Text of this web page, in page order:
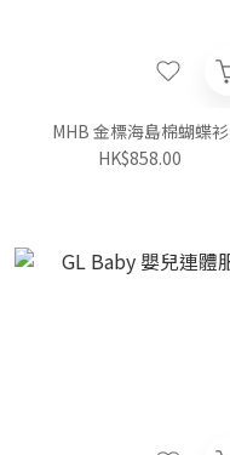
MHB 金標海島棉蝴蝶衫
HK$858.00